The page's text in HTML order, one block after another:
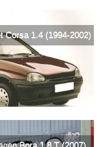
Corsa 1.4 (1994-2002)